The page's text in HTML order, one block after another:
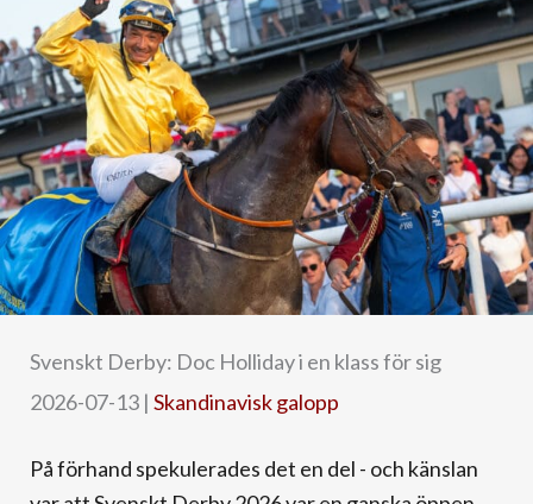
Svenskt Derby: Doc Holliday i en klass för sig
2026-07-13 | Skandinavisk galopp
På förhand spekulerades det en del - och känslan